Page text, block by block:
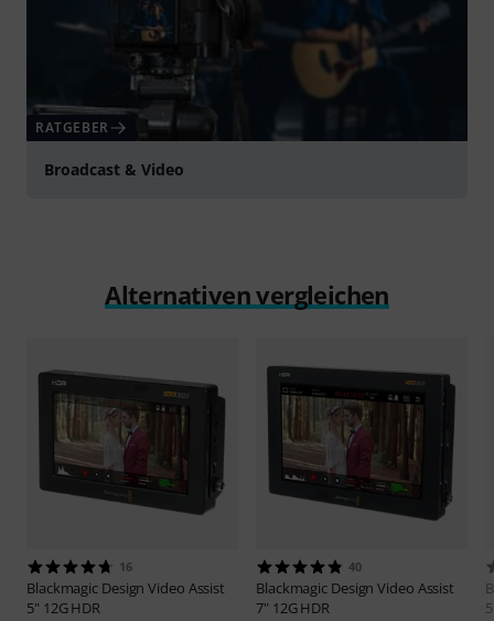
RATGEBER
Broadcast & Video
Alternativen vergleichen
16
Blackmagic DesignVideo Assist
5" 12G HDR
40
Blackmagic DesignVideo Assist
7" 12G HDR